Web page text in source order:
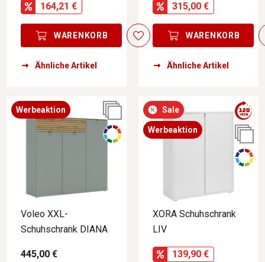
164,21 €
WARENKORB
Ähnliche Artikel
315,00 €
WARENKORB
Ähnliche Artikel
Werbeaktion
Voleo XXL-
Schuhschrank DIANA
445,00 €
Sale
Werbeaktion
XORA Schuhschrank
LIV
139,90 €